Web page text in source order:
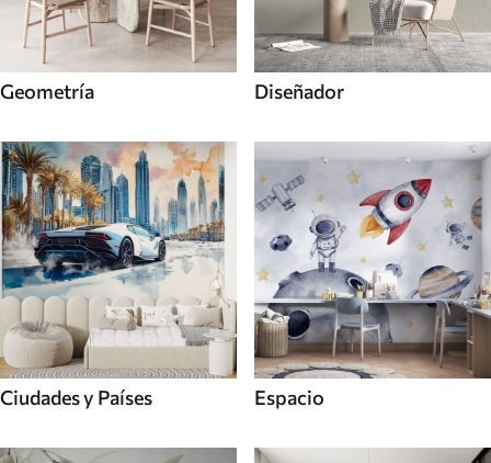
Geometría Diseñador
Ciudades y Países Espacio